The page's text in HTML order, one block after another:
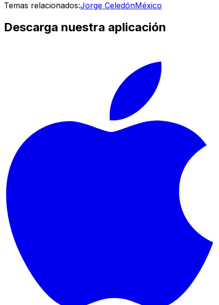
Temas relacionados:Jorge CeledónMéxico
Descarga nuestra aplicación